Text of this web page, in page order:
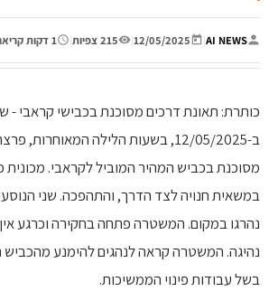
AI NEWS
|
12/05/2025
| 215 צפיות | 1 דקות קריאה
כותרת: תאונת דרכים מסוכנת בכבישי קראבי -
ב-12/05/2025, בשעות הלילה
מסוכנת בכביש המהיר המוביל לקראבי.
במשאית חנויה לצד הדרך, והתהפכה. שני
נהרגו במקום. המשטרה פתחה בחקירה וכרגע
נהיגה. המשטרה קראה לנהגים להימנע מהכביש
בשל עבודות פינוי הממשיכות.